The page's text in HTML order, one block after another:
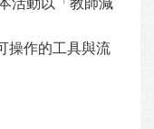
作的工具與流